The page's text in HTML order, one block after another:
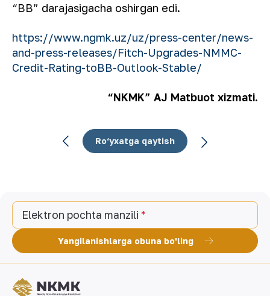
“BB” darajasigacha oshirgan edi.
https://www.ngmk.uz/uz/press-center/news-
and-press-releases/Fitch-Upgrades-NMMC-
Credit-Rating-toBB-Outlook-Stable/
“NKMK” AJ Matbuot xizmati.
Ro‘yxatga qaytish
Elektron pochta manzili
Yangilanishlarga obuna bo'ling